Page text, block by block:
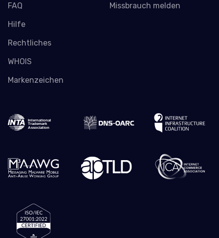
FAQ
Hilfe
Rechtliches
WHOIS
Markenzeichen
Missbrauch melden